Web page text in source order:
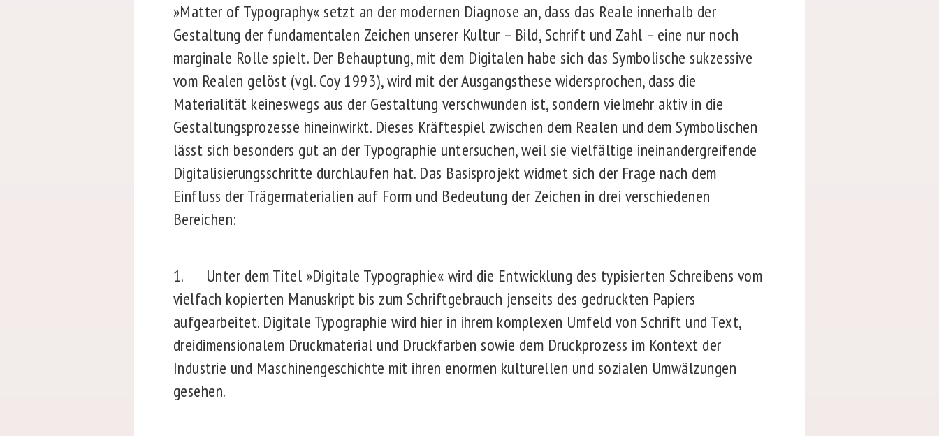
»Matter of Typography« setzt an der modernen Diagnose an, dass das Reale innerhalb der
Gestaltung der fundamentalen Zeichen unserer Kultur – Bild, Schrift und Zahl – eine nur noch
marginale Rolle spielt. Der Behauptung, mit dem Digitalen habe sich das Symbolische sukzessive
vom Realen gelöst (vgl. Coy 1993), wird mit der Ausgangsthese widersprochen, dass die
Materialität keineswegs aus der Gestaltung verschwunden ist, sondern vielmehr aktiv in die
Gestaltungsprozesse hineinwirkt. Dieses Kräftespiel zwischen dem Realen und dem Symbolischen
lässt sich besonders gut an der Typographie untersuchen, weil sie vielfältige ineinandergreifende
Digitalisierungsschritte durchlaufen hat. Das Basisprojekt widmet sich der Frage nach dem
Einfluss der Trägermaterialien auf Form und Bedeutung der Zeichen in drei verschiedenen
Bereichen:
1. Unter dem Titel »Digitale Typographie« wird die Entwicklung des typisierten Schreibens vom
vielfach kopierten Manuskript bis zum Schriftgebrauch jenseits des gedruckten Papiers
aufgearbeitet. Digitale Typographie wird hier in ihrem komplexen Umfeld von Schrift und Text,
dreidimensionalem Druckmaterial und Druckfarben sowie dem Druckprozess im Kontext der
Industrie und Maschinengeschichte mit ihren enormen kulturellen und sozialen Umwälzungen
gesehen.